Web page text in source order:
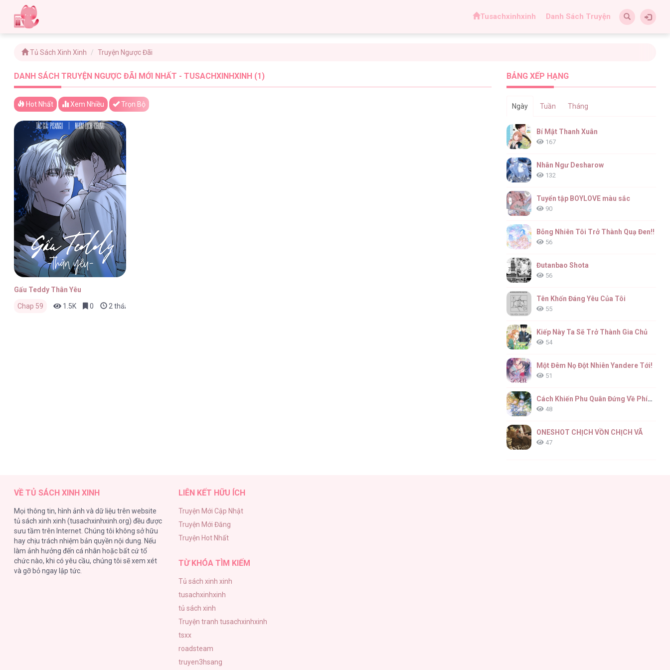
Tusachxinhxinh Danh Sách Truyện
Tủ Sách Xinh Xinh Truyện Ngược Đãi
DANH SÁCH TRUYỆN NGƯỢC ĐÃI MỚI NHẤT - TUSACHXINHXINH (1)
Hot Nhất Xem Nhiều Trọn Bộ
Gấu Teddy Thân Yêu
Chap 59 1.5K 0 2 tháng trước
BẢNG XẾP HẠNG
Ngày Tuần Tháng
Bí Mật Thanh Xuân
167
Nhân Ngư Desharow
132
Tuyển tập BOYLOVE màu sắc
90
Bỗng Nhiên Tôi Trở Thành Quạ Đen!!
56
Đutanbao Shota
56
Tên Khốn Đáng Yêu Của Tôi
55
Kiếp Này Ta Sẽ Trở Thành Gia Chủ
54
Một Đêm Nọ Đột Nhiên Yandere Tới!
51
Cách Khiến Phu Quân Đứng Về Phía Tôi
48
ONESHOT CHỊCH VỒN CHỊCH VÃ
47
VỀ TỦ SÁCH XINH XINH
Mọi thông tin, hình ảnh và dữ liệu trên website
tủ sách xinh xinh (tusachxinhxinh.org) đều được
sưu tầm trên Internet. Chúng tôi không sở hữu
hay chịu trách nhiệm bản quyền nội dung. Nếu
làm ảnh hưởng đến cá nhân hoặc bất cứ tổ
chức nào, khi có yêu cầu, chúng tôi sẽ xem xét
và gỡ bỏ ngay lập tức.
LIÊN KẾT HỮU ÍCH
Truyện Mới Cập Nhật
Truyện Mới Đăng
Truyện Hot Nhất
TỪ KHÓA TÌM KIẾM
Tủ sách xinh xinh
tusachxinhxinh
tủ sách xinh
Truyện tranh tusachxinhxinh
tsxx
roadsteam
truyen3hsang